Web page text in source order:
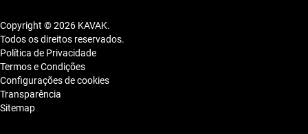
Copyright © 2026 KAVAK.
Todos os direitos reservados.
Política de Privacidade
Termos e Condições
Configurações de cookies
Transparência
Sitemap